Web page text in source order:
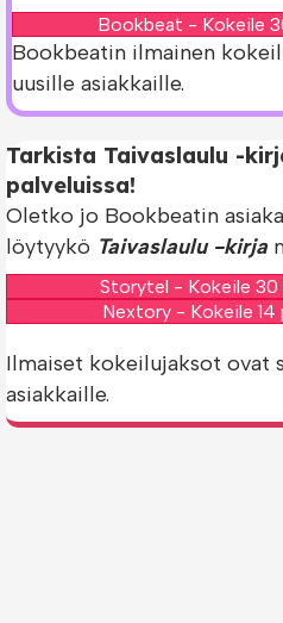
Bookbeat - Kokeile
Bookbeatin ilmainen
uusille asiakkaille.
Tarkista Taivaslaulu -
palveluissa!
Oletko jo Bookbeatin
löytyykö Taivaslaulu -kirja
Storytel - Kokeile 30
Nextory - Kokeile 14
Ilmaiset kokeilujaksot ovat
asiakkaille.